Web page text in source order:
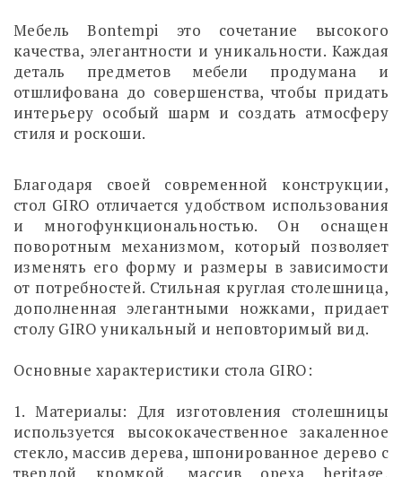
Мебель Bontempi это сочетание высокого
качества, элегантности и уникальности. Каждая
деталь предметов мебели продумана и
отшлифована до совершенства, чтобы придать
интерьеру особый шарм и создать атмосферу
стиля и роскоши.
Благодаря своей современной конструкции,
стол GIRO отличается удобством использования
и многофункциональностью. Он оснащен
поворотным механизмом, который позволяет
изменять его форму и размеры в зависимости
от потребностей. Стильная круглая столешница,
дополненная элегантными ножками, придает
столу GIRO уникальный и неповторимый вид.
Основные характеристики стола GIRO:
1. Материалы: Для изготовления столешницы
используется высококачественное закаленное
стекло, массив дерева, шпонированное дерево с
твердой кромкой, массив ореха heritage,